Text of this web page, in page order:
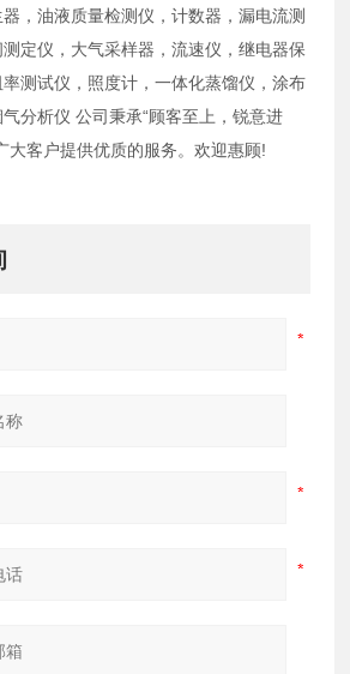
，油液质量检测仪，计数器，漏电流测
定仪，大气采样器，流速仪，继电器保
测试仪，照度计，一体化蒸馏仪，涂布
分析仪 公司秉承“顾客至上，锐意进
大客户提供优质的服务。欢迎惠顾!